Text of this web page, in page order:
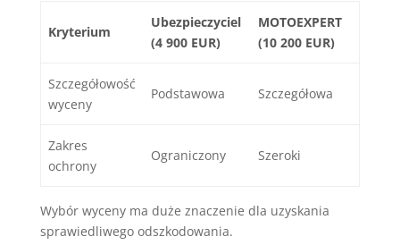
Kryterium
Ubezpieczyciel
(4 900 EUR)
MOTOEXPERT
(10 200 EUR)
Szczegółowość
wyceny
Podstawowa Szczegółowa
Zakres
ochrony
Ograniczony Szeroki
Wybór wyceny ma duże znaczenie dla uzyskania
sprawiedliwego odszkodowania.